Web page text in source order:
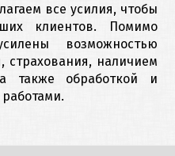
все усилия, чтобы
клиентов. Помимо
возможностью
страхования, наличием
также обработкой и